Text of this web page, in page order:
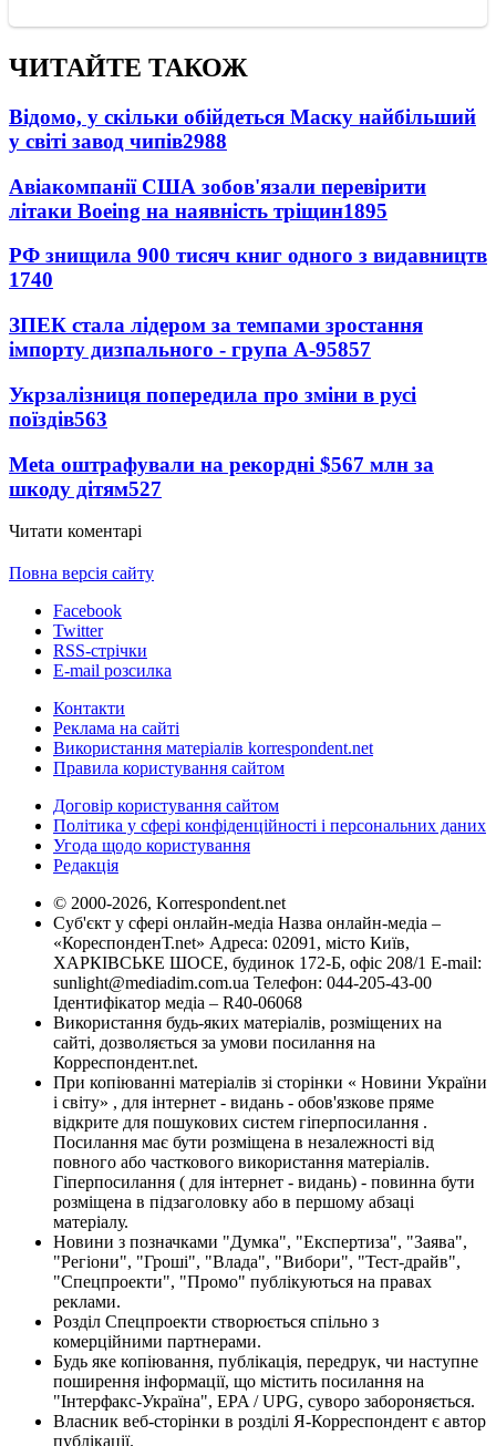
ЧИТАЙТЕ ТАКОЖ
Відомо, у скільки обійдеться Маску найбільший
у світі завод чипів2988
Авіакомпанії США зобов'язали перевірити
літаки Boeing на наявність тріщин1895
РФ знищила 900 тисяч книг одного з видавництв
1740
ЗПЕК стала лідером за темпами зростання
імпорту дизпального - група А-95857
Укрзалізниця попередила про зміни в русі
поїздів563
Meta оштрафували на рекордні $567 млн за
шкоду дітям527
Читати коментарі
Повна версія сайту
Facebook
Twitter
RSS-стрічки
E-mail розсилка
Контакти
Реклама на сайті
Використання матеріалів korrespondent.net
Правила користування сайтом
Договір користування сайтом
Політика у сфері конфіденційності і персональних даних
Угода щодо користування
Редакція
© 2000-2026, Korrespondent.net
Суб'єкт у сфері онлайн-медіа Назва онлайн-медіа –
«КореспонденТ.net» Адреса: 02091, місто Київ,
ХАРКІВСЬКЕ ШОСЕ, будинок 172-Б, офіс 208/1 E-mail:
sunlight@mediadim.com.ua Телефон: 044-205-43-00
Ідентифікатор медіа – R40-06068
Використання будь-яких матеріалів, розміщених на
сайті, дозволяється за умови посилання на
Корреспондент.net.
При копіюванні матеріалів зі сторінки « Новини України
і світу» , для інтернет - видань - обов'язкове пряме
відкрите для пошукових систем гіперпосилання .
Посилання має бути розміщена в незалежності від
повного або часткового використання матеріалів.
Гіперпосилання ( для інтернет - видань) - повинна бути
розміщена в підзаголовку або в першому абзаці
матеріалу.
Новини з позначками "Думка", "Експертиза", "Заява",
"Регіони", "Гроші", "Влада", "Вибори", "Тест-драйв",
"Спецпроекти", "Промо" публікуються на правах
реклами.
Розділ Спецпроекти створюється спільно з
комерційними партнерами.
Будь яке копіювання, публікація, передрук, чи наступне
поширення інформації, що містить посилання на
"Інтерфакс-Україна", EPA / UPG, суворо забороняється.
Власник веб-сторінки в розділі Я-Корреспондент є автор
публікації.